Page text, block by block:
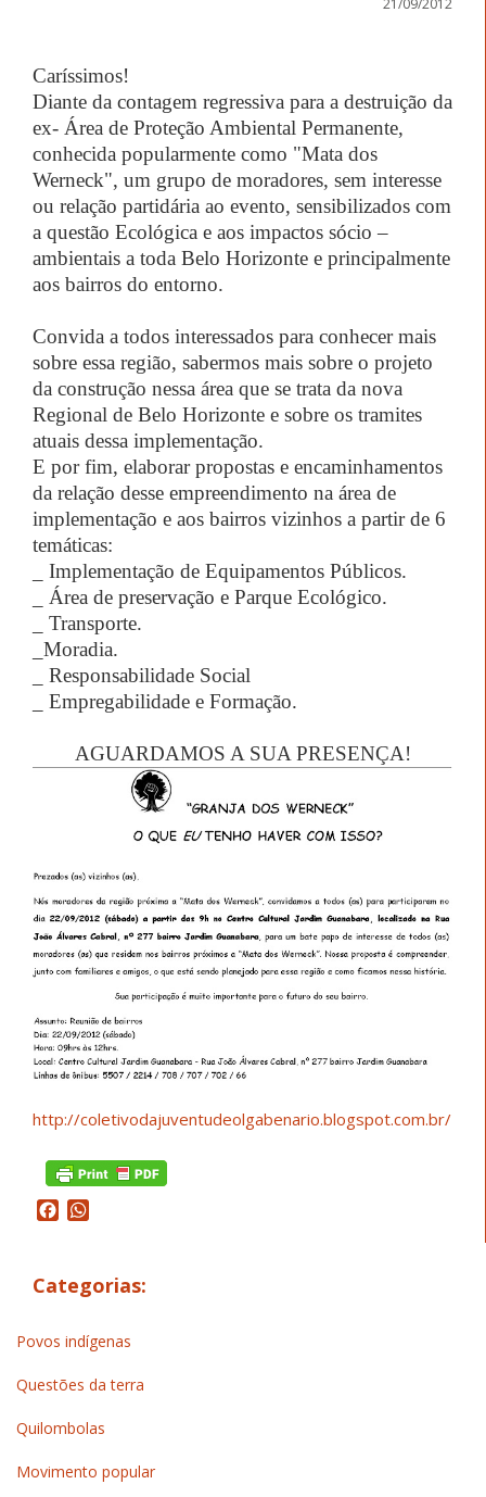
Caríssimos!
Diante da contagem regressiva para a destruição da
ex- Área de Proteção Ambiental Permanente,
conhecida popularmente como "Mata dos
Werneck", um grupo de moradores, sem interesse
ou relação partidária ao evento, sensibilizados com
a questão Ecológica e aos impactos sócio –
ambientais a toda Belo Horizonte e principalmente
aos bairros do entorno.
Convida a todos interessados para conhecer mais
sobre essa região, sabermos mais sobre o projeto
da construção nessa área que se trata da nova
Regional de Belo Horizonte e sobre os tramites
atuais dessa implementação.
E por fim, elaborar propostas e encaminhamentos
da relação desse empreendimento na área de
implementação e aos bairros vizinhos a partir de 6
temáticas:
_ Implementação de Equipamentos Públicos.
_ Área de preservação e Parque Ecológico.
_ Transporte.
_Moradia.
_ Responsabilidade Social
_ Empregabilidade e Formação.
AGUARDAMOS A SUA PRESENÇA!
http://coletivodajuventudeolgabenario.blogspot.com.br/
Facebook
Categorias:
Povos indígenas
Questões da terra
Quilombolas
Movimento popular